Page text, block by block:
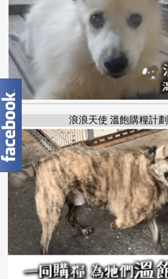
浪浪天使 溫飽購糧計劃